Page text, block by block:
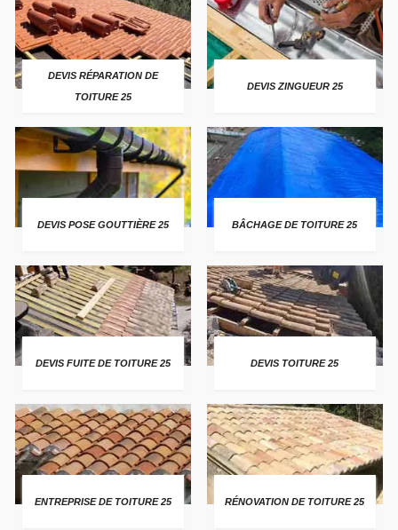
DEVIS RÉPARATION DE
TOITURE 25
DEVIS ZINGUEUR 25
DEVIS POSE GOUTTIÈRE 25 BÂCHAGE DE TOITURE 25
DEVIS FUITE DE TOITURE 25 DEVIS TOITURE 25
ENTREPRISE DE TOITURE 25 RÉNOVATION DE TOITURE 25